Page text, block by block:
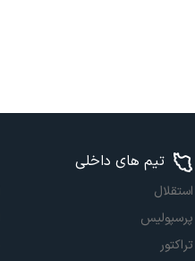
تیم های داخلی
استقلال
پرسپولیس
تراکتور